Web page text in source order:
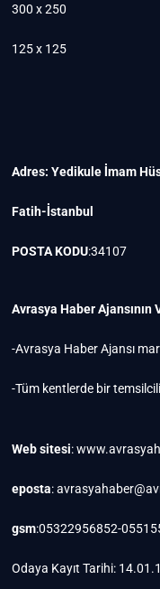
300 x 250
125 x 125
Adres: Yedikule İmam
Fatih-İstanbul
POSTA KODU:34107
Avrasya Haber Ajansının
-Avrasya Haber Ajansı
-Tüm kentlerde bir
Web sitesi:
eposta:
gsm:05322956852-
Odaya Kayıt Tarihi: